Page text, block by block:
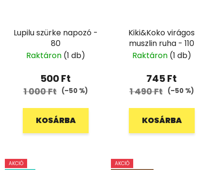
Lupilu szürke napozó -
80
Raktáron (1 db)
500 Ft
1 000 Ft (–50 %)
KOSÁRBA
Kiki&Koko virágos
muszlin ruha - 110
Raktáron (1 db)
745 Ft
1 490 Ft (–50 %)
KOSÁRBA
AKCIÓ
AKCIÓ